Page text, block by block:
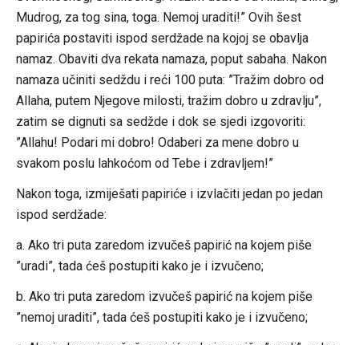
Mudrog, za tog sina, toga. Nemoj uraditi!” Ovih šest
papirića postaviti ispod serdžade na kojoj se obavlja
namaz. Obaviti dva rekata namaza, poput sabaha. Nakon
namaza učiniti sedždu i reći 100 puta: ”Tražim dobro od
Allaha, putem Njegove milosti, tražim dobro u zdravlju”,
zatim se dignuti sa sedžde i dok se sjedi izgovoriti:
”Allahu! Podari mi dobro! Odaberi za mene dobro u
svakom poslu lahkoćom od Tebe i zdravljem!”
Nakon toga, izmiješati papiriće i izvlačiti jedan po jedan
ispod serdžade:
a. Ako tri puta zaredom izvučeš papirić na kojem piše
”uradi”, tada ćeš postupiti kako je i izvučeno;
b. Ako tri puta zaredom izvučeš papirić na kojem piše
”nemoj uraditi”, tada ćeš postupiti kako je i izvučeno;